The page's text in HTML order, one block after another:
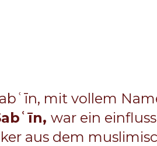
mit vollem
war ein
aus dem